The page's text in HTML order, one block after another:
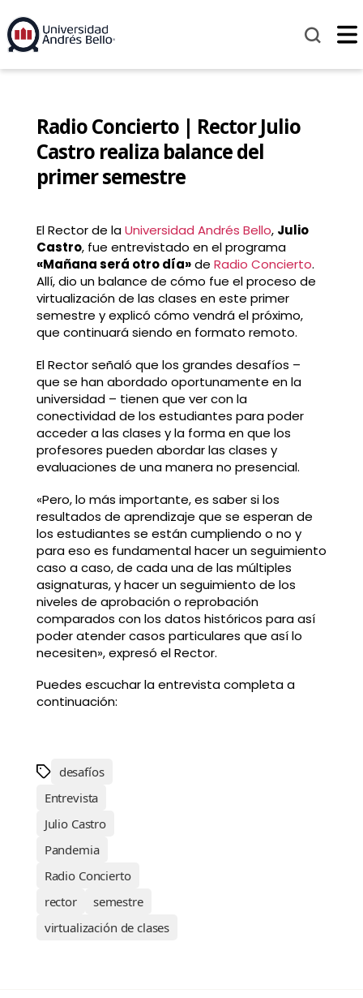
Radio Concierto | Rector Julio
Castro realiza balance del
primer semestre
El Rector de laUniversidad Andrés Bello, Julio
Castro, fue entrevistado en el programa
«Mañana será otro día»de Radio Concierto.
Allí, dio un balance de cómo fue el proceso de
virtualización de las clases en este primer
semestre y explicó cómo vendrá el próximo,
que continuará siendo en formato remoto.
El Rector señaló que los grandes desafíos –
que se han abordado oportunamente en la
universidad – tienen que ver con la
conectividad de los estudiantes para poder
acceder a las clases y la forma en que los
profesores pueden abordar las clases y
evaluaciones de una manera no presencial.
«Pero, lo más importante, es saber si los
resultados de aprendizaje que se esperan de
los estudiantes se están cumpliendo o no y
para eso es fundamental hacer un seguimiento
caso a caso, de cada una de las múltiples
asignaturas, y hacer un seguimiento de los
niveles de aprobación o reprobación
comparados con los datos históricos para así
poder atender casos particulares que así lo
necesiten», expresó el Rector.
Puedes escuchar la entrevista completa a
continuación:
desafíos
Entrevista
Julio Castro
Pandemia
Radio Concierto
rector
semestre
virtualización de clases